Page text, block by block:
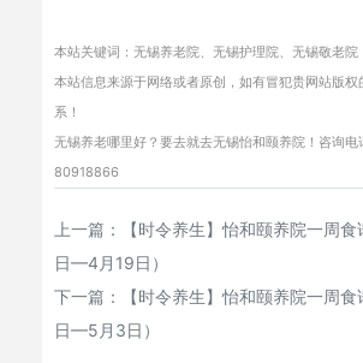
本站关键词： 无锡养老院、 无锡护理院、 无锡敬老院
本站信息来源于网络或者原创，如有冒犯贵网站版权
系！
无锡养老哪里好？ 要去就去无锡怡和颐养院！咨询
80918866
上一篇：
【时令养生】怡和颐养院一周
日—4月19日）
下一篇：
【时令养生】怡和颐养院一周
日—5月3日）